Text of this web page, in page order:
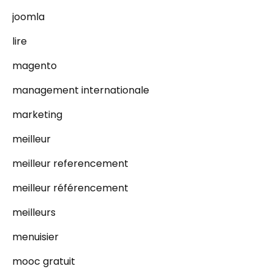
joomla
lire
magento
management internationale
marketing
meilleur
meilleur referencement
meilleur référencement
meilleurs
menuisier
mooc gratuit